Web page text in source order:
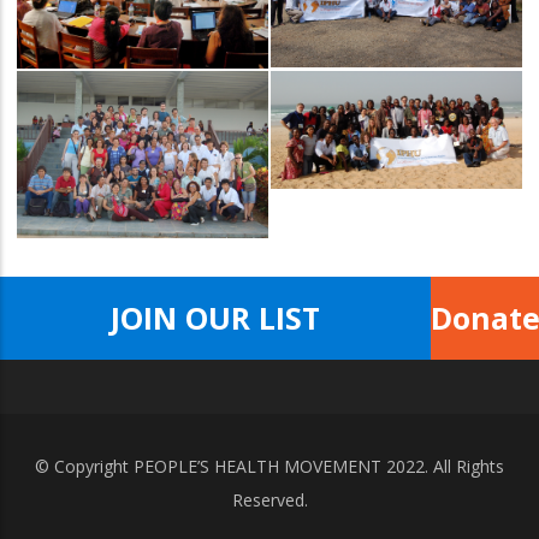
JOIN OUR LIST
© Copyright PEOPLE’S HEALTH MOVEMENT 2022. All Rights
Reserved.